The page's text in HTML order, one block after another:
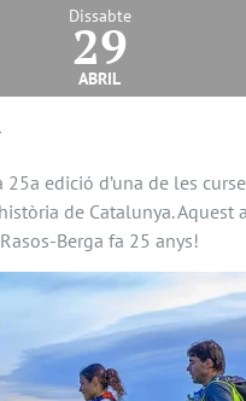
Dissabte
29
abril
edició d’una de les
de Catalunya. Aquest
Berga fa 25 anys!